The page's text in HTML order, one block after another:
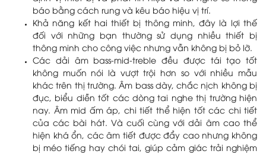
báo bằng cách rung và kêu báo hiệu vị trí.
Khả năng kết hai thiết bị thông minh, đây là lợi thế
đối với những bạn thường sử dụng nhiều thiết bị
thông minh cho công việc nhưng vẫn không bị bỏ lỡ.
Các dải âm bass-mid-treble đều được tái tạo tốt
không muốn nói là vượt trội hơn so với nhiều mẫu
khác trên thị trường. Âm bass dày, chắc nịch không bị
đục, biểu diễn tốt các dòng tai nghe thị trường hiện
nay. Âm mid ấm áp, chi tiết thể hiện tốt các chi tiết
của các bài hát. Và cuối cùng với dải âm cao thể
hiện khá ổn, các âm tiết được đẩy cao nhưng không
bị méo tiếng hay chói tai, giúp cảm giác trải nghiệm